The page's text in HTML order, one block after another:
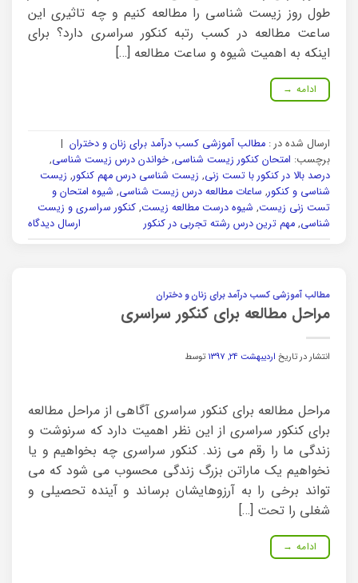
طول روز زیست شناسی را مطالعه کنیم و چه تاثیری این
ساعت مطالعه در کسب رتبه کنکور سراسری دارد؟ برای
اینکه به اهمیت شیوه و ساعت مطالعه […]
ادامه →
ارسال شده در : مطالب آموزشی کسب درآمد برای زنان و دختران |
برچسب: امتحان کنکور زیست شناسی, خواندن درس زیست شناسی,
درصد بالا در کنکور با تست زنی, زیست شناسی درس مهم کنکور, زیست
شناسی و کنکور, ساعات مطالعه درس زیست شناسی, شیوه امتحان و
تست زنی زیست, شیوه درست مطالعه زیست, کنکور سراسری و زیست
شناسی, مهم ترین درس رشته تجربی در کنکور ارسال دیدگاه
مطالب آموزشی کسب درآمد برای زنان و دختران
مراحل مطالعه برای کنکور سراسری
انتشار در تاریخ اردیبهشت ۲۴, ۱۳۹۷ توسط
مراحل مطالعه برای کنکور سراسری آگاهی از مراحل مطالعه
برای کنکور سراسری از این نظر اهمیت دارد که سرنوشت و
زندگی ما را رقم می زند. کنکور سراسری چه بخواهیم و یا
نخواهیم یک ماراتن بزرگ زندگی محسوب می شود که می
تواند برخی را به آرزوهایشان برساند و آینده تحصیلی و
شغلی را تحت […]
ادامه →